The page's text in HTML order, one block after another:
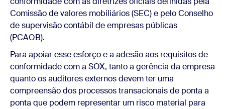
Comissão de valores mobiliários (SEC) e pelo Conselho
de supervisão contábil de empresas públicas
(PCAOB).
Para apoiar esse esforço e a adesão aos requisitos de
conformidade com a SOX, tanto a gerência da empresa
quanto os auditores externos devem ter uma
compreensão dos processos transacionais de ponta a
ponta que podem representar um risco material para